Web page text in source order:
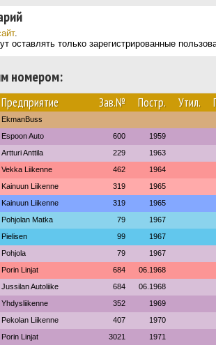
.
оставлять только зарегистрированные
номером:
Предприятие Зав.№ Постр. Утил.
EkmanBuss
Espoon Auto 600 1959
Artturi Anttila 229 1963
Vekka Liikenne 462 1964
Kainuun Liikenne 319 1965
Kainuun Liikenne 319 1965
Pohjolan Matka 79 1967
Pielisen 99 1967
Pohjola 79 1967
Porin Linjat 684 06.1968
Jussilan Autoliike 684 06.1968
Yhdysliikenne 352 1969
Pekolan Liikenne 407 1970
Porin Linjat 3021 1971